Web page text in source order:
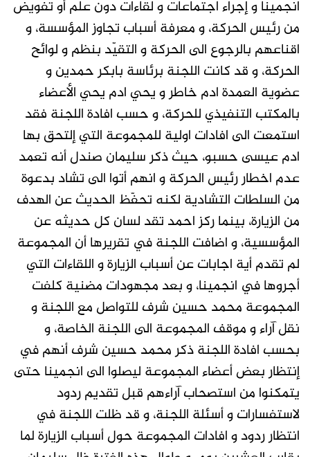
انجمينا و إجراء اجتماعات و لقاءات دون علم أو تفويض
من رئيس الحركة، و معرفة أسباب تجاوز المؤسسة، و
اقناعهم بالرجوع الى الحركة و التقيّد بنظم و لوائح
الحركة، و قد كانت اللجنة برئاسة بابكر حمدين و
عضوية العمدة ادم خاطر و يحي ادم يحي الأعضاء
بالمكتب التنفيذي للحركة، و حسب افادة اللجنة فقد
استمعت الى افادات اولية للمجموعة التي إلتحق بها
ادم عيسى حسبو، حيث ذكر سليمان صندل أنه تعمد
عدم اخطار رئيس الحركة و انهم أتوا الى تشاد بدعوة
من السلطات التشادية لكنه تحفّظ الحديث عن الهدف
من الزيارة، بينما ركز احمد تقد لسان كل حديثه عن
المؤسسية، و اضافت اللجنة في تقريرها أن المجموعة
لم تقدم أية اجابات عن أسباب الزيارة و اللقاءات التي
أجروها في انجمينا، و بعد مجهودات مضنية كلفت
المجموعة محمد حسين شرف للتواصل مع اللجنة و
نقل آراء و موقف المجموعة الى اللجنة الخاصة، و
بحسب افادة اللجنة ذكر محمد حسين شرف أنهم في
إنتظار بعض أعضاء المجموعة ليصلوا الى انجمينا حتى
يتمكنوا من استصحاب آراءهم قبل تقديم ردود
لاستفسارات و أسئلة اللجنة، و قد ظلت اللجنة في
انتظار ردود و افادات المجموعة حول أسباب الزيارة لما